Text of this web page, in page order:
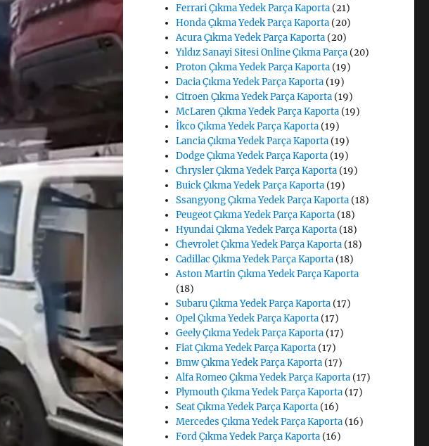
Ferrari Çıkma Yedek Parça Kaporta (21)
Honda Çıkma Yedek Parça Kaporta (20)
Acura Çıkma Yedek Parça Kaporta (20)
Yıldız Sanayi Sitesi Online Çıkma Parça (20)
Proton Çıkma Yedek Parça Kaporta (19)
Dacia Çıkma Yedek Parça Kaporta (19)
Citroen Çıkma Yedek Parça Kaporta (19)
McLaren Çıkma Yedek Parça Kaporta (19)
İkco Çıkma Yedek Parça Kaporta (19)
Lancia Çıkma Yedek Parça Kaporta (19)
Dodge Çıkma Yedek Parça Kaporta (19)
Chrysler Çıkma Yedek Parça Kaporta (19)
Buick Çıkma Yedek Parça Kaporta (19)
Ssangyong Çıkma Yedek Parça Kaporta (18)
Peugeot Çıkma Yedek Parça Kaporta (18)
Hyundai Çıkma Yedek Parça Kaporta (18)
Chevrolet Çıkma Yedek Parça Kaporta (18)
Cadillac Çıkma Yedek Parça Kaporta (18)
Aston Martin Çıkma Yedek Parça Kaporta
(18)
Subaru Çıkma Yedek Parça Kaporta (17)
Opel Çıkma Yedek Parça Kaporta (17)
Geely Çıkma Yedek Parça Kaporta (17)
Fiat Çıkma Yedek Parça Kaporta (17)
Bmw Çıkma Yedek Parça Kaporta (17)
Alfa Romeo Çıkma Yedek Parça Kaporta (17)
Plymouth Çıkma Yedek Parça Kaporta (17)
Seat Çıkma Yedek Parça Kaporta (16)
Mercedes Çıkma Yedek Parça Kaporta (16)
Ford Çıkma Yedek Parça Kaporta (16)